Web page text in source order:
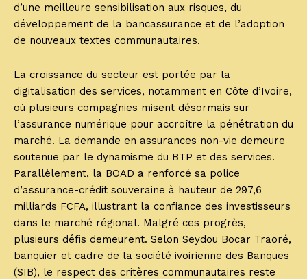
d’une meilleure sensibilisation aux risques, du
développement de la bancassurance et de l’adoption
de nouveaux textes communautaires.
La croissance du secteur est portée par la
digitalisation des services, notamment en Côte d’Ivoire,
où plusieurs compagnies misent désormais sur
l’assurance numérique pour accroître la pénétration du
marché. La demande en assurances non-vie demeure
soutenue par le dynamisme du BTP et des services.
Parallèlement, la BOAD a renforcé sa police
d’assurance-crédit souveraine à hauteur de 297,6
milliards FCFA, illustrant la confiance des investisseurs
dans le marché régional. Malgré ces progrès,
plusieurs défis demeurent. Selon Seydou Bocar Traoré,
banquier et cadre de la société ivoirienne des Banques
(SIB), le respect des critères communautaires reste